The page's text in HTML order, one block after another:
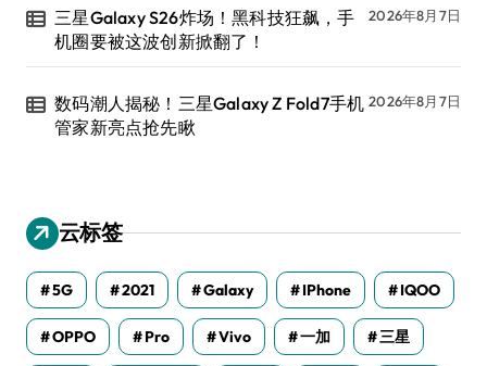
三星Galaxy S26炸场！黑科技狂飙，手
机圈要被这波创新掀翻了！
2026年8月7日
数码潮人揭秘！三星Galaxy Z Fold7手机
管家新亮点抢先瞅
2026年8月7日
云标签
5G 2021 Galaxy IPhone IQOO
OPPO Pro Vivo 一加 三星